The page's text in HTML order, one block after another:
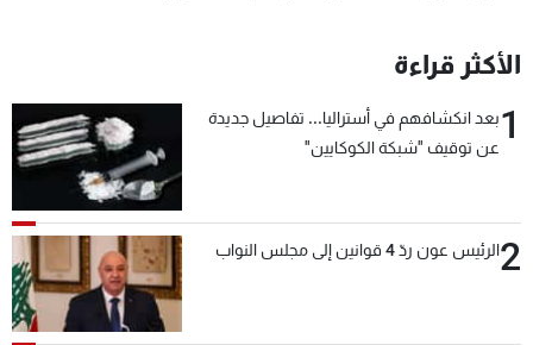
الأكثر قراءة
1بعد انكشافهم في أستراليا... تفاصيل جديدة
عن توقيف "شبكة الكوكايين"
2الرئيس عون ردّ 4 قوانين إلى مجلس النواب